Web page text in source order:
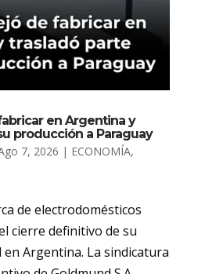
en Argentina y
producción a Paraguay
7, 2026 | ECONOMÍA,
de electrodomésticos
cierre definitivo de su
Argentina. La sindicatura